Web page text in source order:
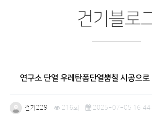
건기블로
연구소 단열 우레탄폼단열뿜칠 시공으
건기229 216회 2025-07-05